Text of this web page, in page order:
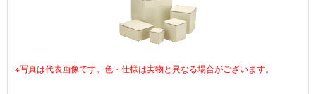
※写真は代表画像です。色・仕様は実物と異なる場合がございます。